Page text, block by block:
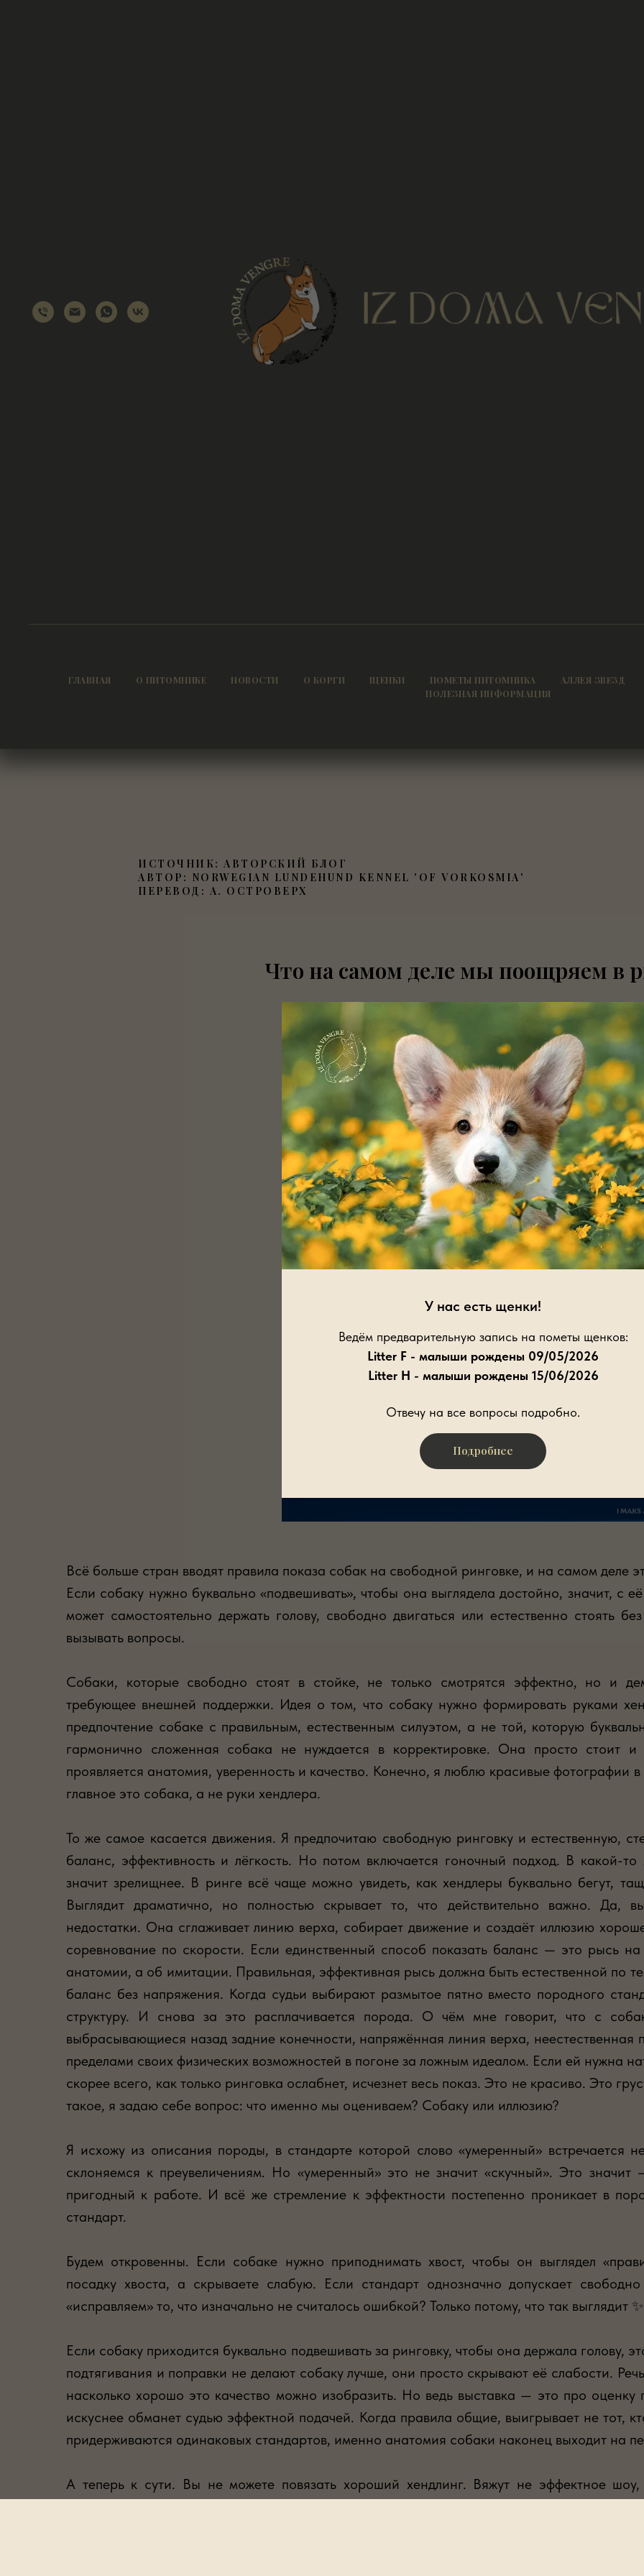
ГЛАВНАЯ О ПИТОМНИКЕ НОВОСТИ О КОРГИ ЩЕНКИ ПОМЕТЫ ПИТОМНИКА АЛЛЕЯ ЗВЕЗД
ПОЛЕЗНАЯ ИНФОРМАЦИЯ
У нас есть щенки!
Ведём предварительную запись на пометы щенков:
Litter F - малыши рождены 09/05/2026
Litter H - малыши рождены 15/06/2026
Отвечу на все вопросы подробно.
Подробнее
ИСТОЧНИК: АВТОРСКИЙ БЛОГ
АВТОР: NORWEGIAN LUNDEHUND KENNEL 'OF VORKOSMIA'
ПЕРЕВОД: А. ОСТРОВЕРХ
Что на самом деле мы поощряем в
Всё больше стран вводят правила показа собак на свободной ринговке, и на самом деле
Если собаку нужно буквально «подвешивать», чтобы она выглядела достойно, значит, с
может самостоятельно держать голову, свободно двигаться или естественно стоять
вызывать вопросы.
Собаки, которые свободно стоят в стойке, не только смотрятся эффектно, но и
требующее внешней поддержки. Идея о том, что собаку нужно формировать руками
предпочтение собаке с правильным, естественным силуэтом, а не той, которую
гармонично сложенная собака не нуждается в корректировке. Она просто стоит
проявляется анатомия, уверенность и качество. Конечно, я люблю красивые фотографии
главное это собака, а не руки хендлера.
То же самое касается движения. Я предпочитаю свободную ринговку и естественную,
баланс, эффективность и лёгкость. Но потом включается гоночный подход. В какой-
значит зрелищнее. В ринге всё чаще можно увидеть, как хендлеры буквально бегут,
Выглядит драматично, но полностью скрывает то, что действительно важно. Да,
недостатки. Она сглаживает линию верха, собирает движение и создаёт иллюзию
соревнование по скорости. Если единственный способ показать баланс — это рысь
анатомии, а об имитации. Правильная, эффективная рысь должна быть естественной по
баланс без напряжения. Когда судьи выбирают размытое пятно вместо породного
структуру. И снова за это расплачивается порода. О чём мне говорит, что с
выбрасывающиеся назад задние конечности, напряжённая линия верха,
пределами своих физических возможностей в погоне за ложным идеалом. Если ей нужна
скорее всего, как только ринговка ослабнет, исчезнет весь показ. Это не красиво. Это
такое, я задаю себе вопрос: что именно мы оцениваем? Собаку или иллюзию?
Я исхожу из описания породы, в стандарте которой слово «умеренный»
склоняемся к преувеличениям. Но «умеренный» это не значит «скучный». Это
пригодный к работе. И всё же стремление к эффектности постепенно проникает в
стандарт.
Будем откровенны. Если собаке нужно приподнимать хвост, чтобы он выглядел
посадку хвоста, а скрываете слабую. Если стандарт однозначно допускает
«исправляем» то, что изначально не считалось ошибкой? Только потому, что так выглядит
Если собаку приходится буквально подвешивать за ринговку, чтобы она держала голову,
подтягивания и поправки не делают собаку лучше, они просто скрывают её слабости.
насколько хорошо это качество можно изобразить. Но ведь выставка — это про оценку
искуснее обманет судью эффектной подачей. Когда правила общие, выигрывает не тот,
придерживаются одинаковых стандартов, именно анатомия собаки наконец выходит на
А теперь к сути. Вы не можете повязать хороший хендлинг. Вяжут не эффектное